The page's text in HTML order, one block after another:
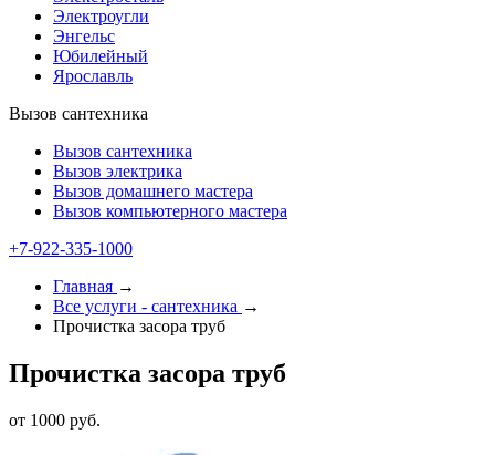
Электроугли
Энгельс
Юбилейный
Ярославль
Вызов сантехника
Вызов сантехника
Вызов электрика
Вызов домашнего мастера
Вызов компьютерного мастера
+7-922-335-1000
Главная →
Все услуги - cантехника →
Прочистка засора труб
Прочистка засора труб
от 1000 руб.